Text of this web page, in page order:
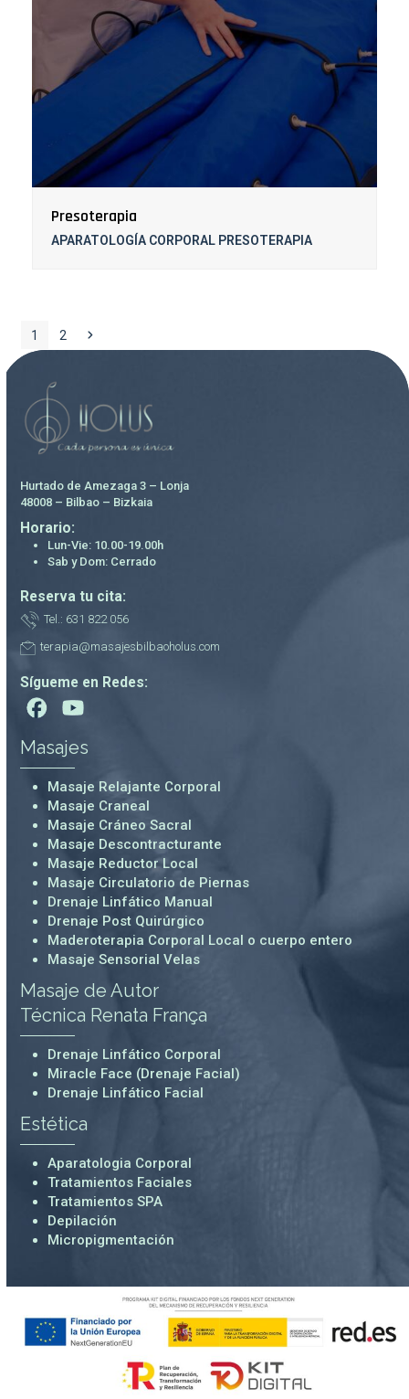
Presoterapia
APARATOLOGÍA CORPORAL PRESOTERAPIA
Page
1 Page
2 Siguiente
Hurtado de Amezaga 3 – Lonja
48008 – Bilbao – Bizkaia
Horario:
Lun-Vie: 10.00-19.00h
Sab y Dom: Cerrado
Reserva tu cita:
Tel.: 631 822 056
terapia@masajesbilbaoholus.com
Sígueme en Redes:
Masajes
Masaje Relajante Corporal
Masaje Craneal
Masaje Cráneo Sacral
Masaje Descontracturante
Masaje Reductor Local
Masaje Circulatorio de Piernas
Drenaje Linfático Manual
Drenaje Post Quirúrgico
Maderoterapia Corporal Local o cuerpo entero
Masaje Sensorial Velas
Masaje de Autor
Técnica Renata França
Drenaje Linfático Corporal
Miracle Face (Drenaje Facial)
Drenaje Linfático Facial
Estética
Aparatologia Corporal
Tratamientos Faciales
Tratamientos SPA
Depilación
Micropigmentación